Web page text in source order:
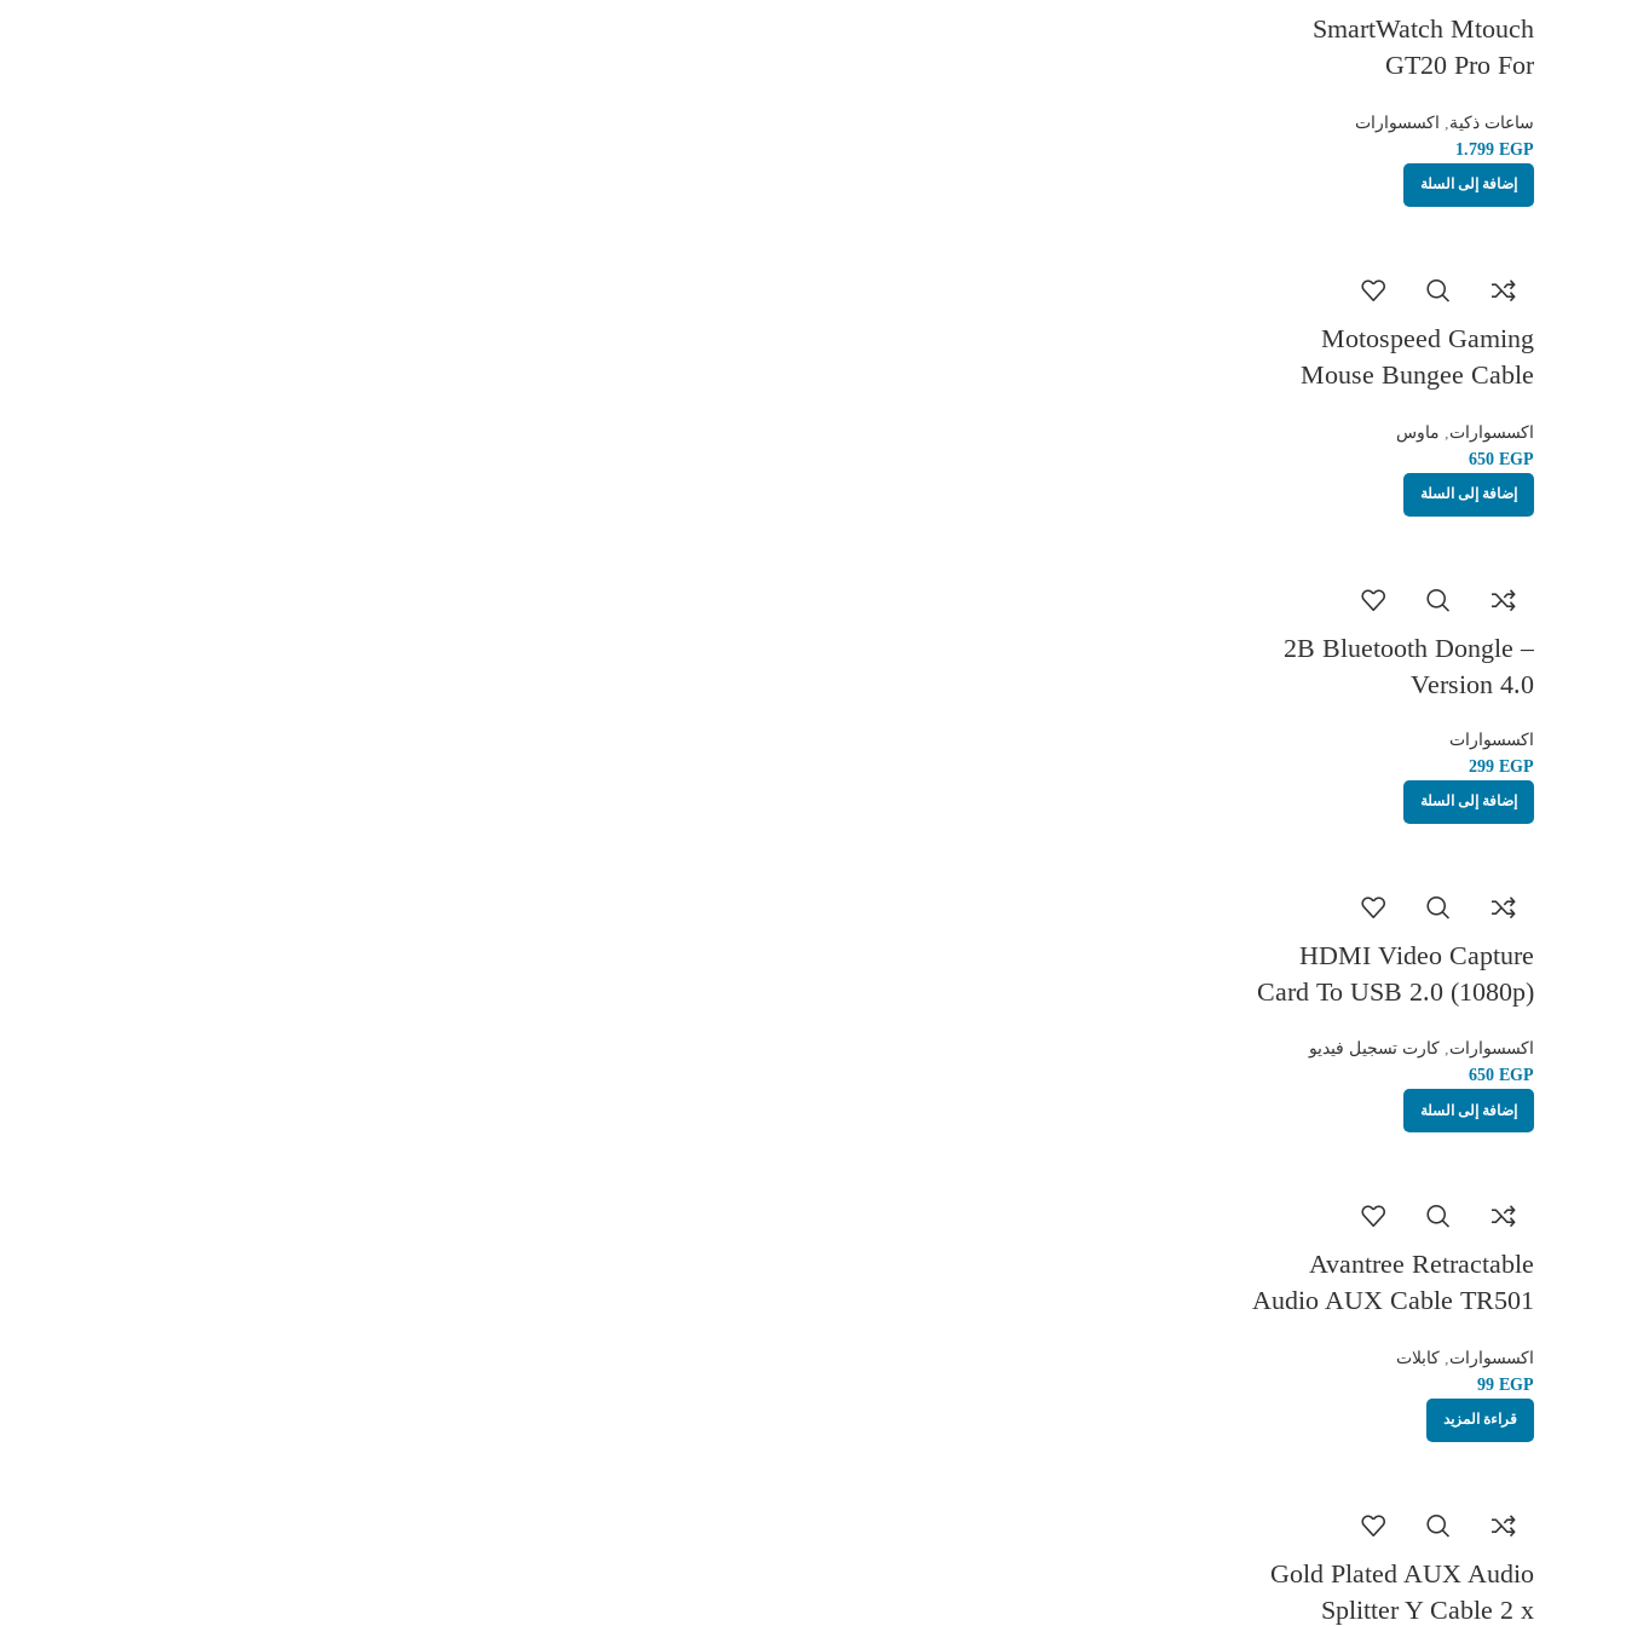
Xbox Controllers
SmartWatch Mtouch
GT20 Pro For
ساعات ذكية
اكسسوارات
EGP
إضافة إلى السلة
Motospeed Gaming
Mouse Bungee Cable
Hub -4 LED Backlit RGB
– Wire & Cord
Management & Increased
اكسسوارات
ماوس
EGP
إضافة إلى السلة
2B Bluetooth Dongle –
Version 4.0
اكسسوارات
EGP
إضافة إلى السلة
HDMI Video Capture
Card To USB 2.0 (1080p)
Broadcast
اكسسوارات, كارت تسجيل فيديو
EGP
إضافة إلى السلة
Avantree Retractable
Audio AUX Cable TR501
اكسسوارات كابلات
EGP
قراءة المزيد
Gold Plated AUX Audio
Splitter Y Cable 2 x